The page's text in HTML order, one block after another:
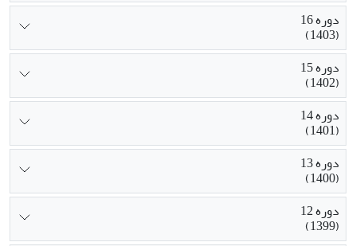
دوره 16
(1403)
دوره 15
(1402)
دوره 14
(1401)
دوره 13
(1400)
دوره 12
(1399)